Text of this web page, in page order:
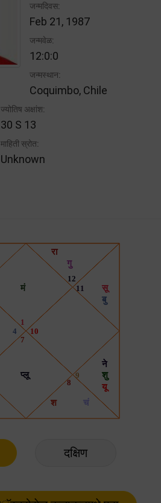
जन्मदिवस:
Feb 21, 1987
जन्मवेळ:
12:0:0
जन्मस्थान:
Coquimbo, Chile
ज्योतिष अक्षांश:
30 S 13
माहिती स्रोत:
Unknown
दक्षिण